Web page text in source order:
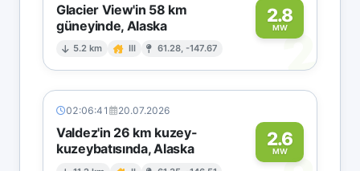
Glacier View'in 58 km
güneyinde, Alaska
5.2 km III 61.28, -147.67
2.8
MW2
02:06:41 20.07.2026
Valdez'in 26 km kuzey-
kuzeybatısında, Alaska
2.6
MW